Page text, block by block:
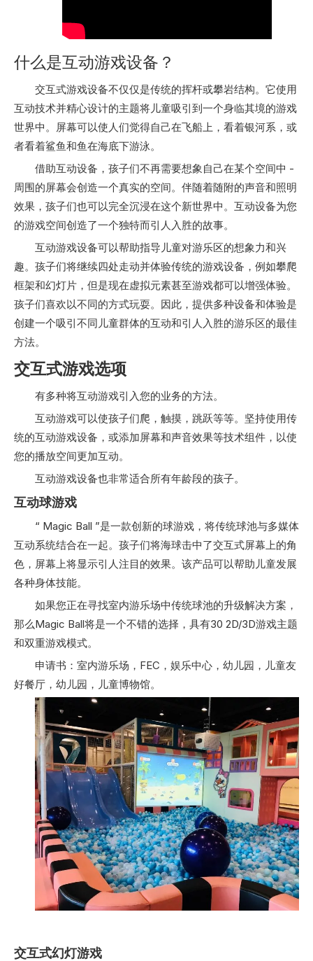
什么是互动游戏设备？
交互式游戏设备不仅仅是传统的挥杆或攀岩结构。它使用
互动技术并精心设计的主题将儿童吸引到一个身临其境的游戏
世界中。屏幕可以使人们觉得自己在飞船上，看着银河系，或
者看着鲨鱼和鱼在海底下游泳。
借助互动设备，孩子们不再需要想象自己在某个空间中 -
周围的屏幕会创造一个真实的空间。伴随着随附的声音和照明
效果，孩子们也可以完全沉浸在这个新世界中。互动设备为您
的游戏空间创造了一个独特而引人入胜的故事。
互动游戏设备可以帮助指导儿童对游乐区的想象力和兴
趣。孩子们将继续四处走动并体验传统的游戏设备，例如攀爬
框架和幻灯片，但是现在虚拟元素甚至游戏都可以增强体验。
孩子们喜欢以不同的方式玩耍。因此，提供多种设备和体验是
创建一个吸引不同儿童群体的互动和引人入胜的游乐区的最佳
方法。
交互式游戏选项
有多种将互动游戏引入您的业务的方法。
互动游戏可以使孩子们爬，触摸，跳跃等等。坚持使用传
统的互动游戏设备，或添加屏幕和声音效果等技术组件，以使
您的播放空间更加互动。
互动游戏设备也非常适合所有年龄段的孩子。
互动球游戏
“ Magic Ball ”是一款创新的球游戏，将传统球池与多媒体
互动系统结合在一起。孩子们将海球击中了交互式屏幕上的角
色，屏幕上将显示引人注目的效果。该产品可以帮助儿童发展
各种身体技能。
如果您正在寻找室内游乐场中传统球池的升级解决方案，
那么Magic Ball将是一个不错的选择，具有30 2D/3D游戏主题
和双重游戏模式。
申请书：室内游乐场，FEC，娱乐中心，幼儿园，儿童友
好餐厅，幼儿园，儿童博物馆。
交互式幻灯游戏